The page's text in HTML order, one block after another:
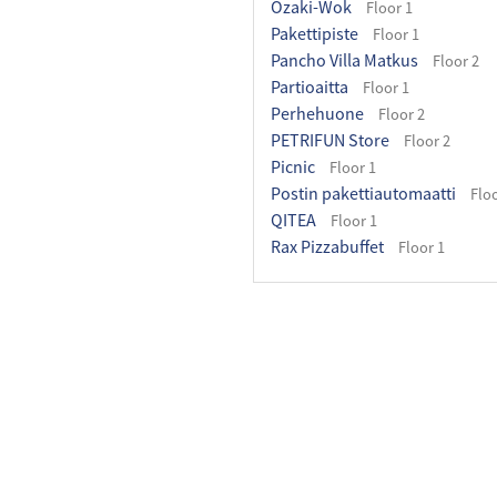
Ozaki-Wok Floor 1
Pakettipiste Floor 1
Pancho Villa Matkus Floor 2
Partioaitta Floor 1
Perhehuone Floor 2
PETRIFUN Store Floor 2
Picnic Floor 1
Postin pakettiautomaatti
QITEA Floor 1
Rax Pizzabuffet Floor 1